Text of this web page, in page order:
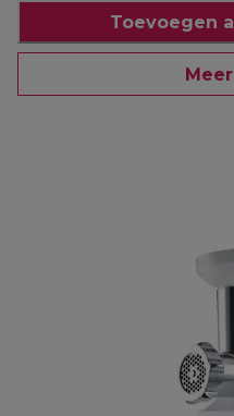
Toevoegen